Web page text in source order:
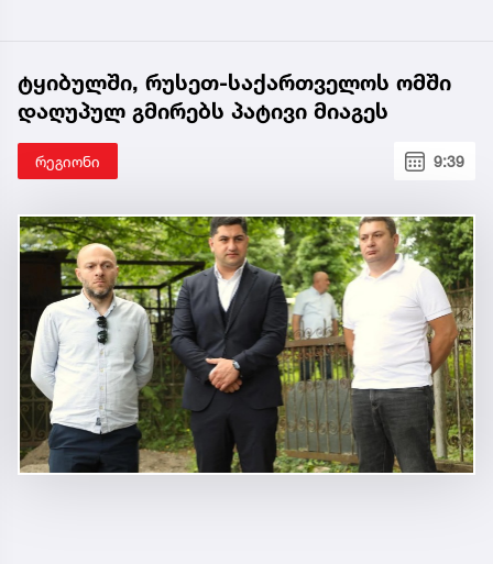
ტყიბულში, რუსეთ-საქართველოს ომში
დაღუპულ გმირებს პატივი მიაგეს
რეგიონი 9:39